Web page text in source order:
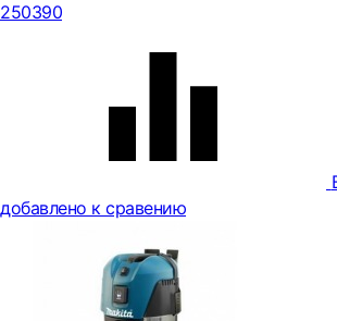
250390
добавлено к сравению